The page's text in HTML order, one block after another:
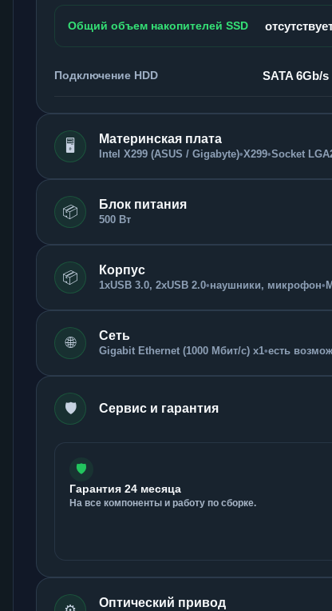
Общий объем накопителей SSD
Подключение HDD SATA 6Gb/s
🖥️ Материнская плата
Intel X299 (ASUS / Gigabyte)•X299•Socket
📦 Блок питания
500 Вт
📦 Корпус
1xUSB 3.0, 2xUSB 2.0•наушники, микрофон•
🌐 Сеть
Gigabit Ethernet (1000 Мбит/с) x1•есть
🛡️ Сервис и гарантия
🛡️
Гарантия 24 месяца
На все компоненты и работу по сборке.
Оптический привод